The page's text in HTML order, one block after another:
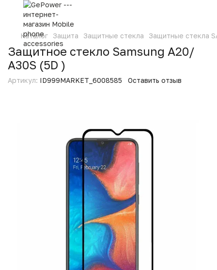
Каталог Защита Защитные стекла Защитные стекла
Защитное стекло Samsung A20/
A30S (5D )
Артикул: ID999MARKET_6008585 Оставить отзыв